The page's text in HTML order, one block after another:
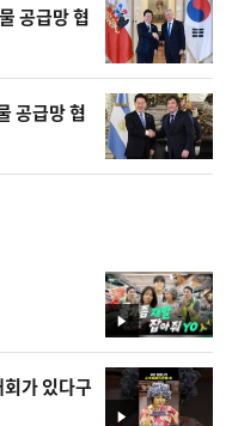
공급망 협
공급망 협
영
상
가 있다구